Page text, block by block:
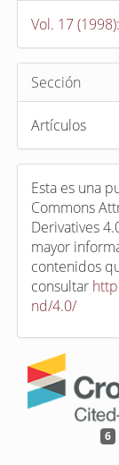
Vol. 17
Sección
Artículos
Esta es una
Commons
Derivatives
mayor
contenidos
consultar
nd/4.0/
6